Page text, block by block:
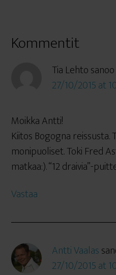
Kommentit
Tia Lehtosanoo
27/10/2015 at
Moikka Antti!
Kiitos Bogogna
monipuoliset. Toki Fred
matkaa:). “12 draivia”-
Vastaa
Antti Vaalas
27/10/2015 at